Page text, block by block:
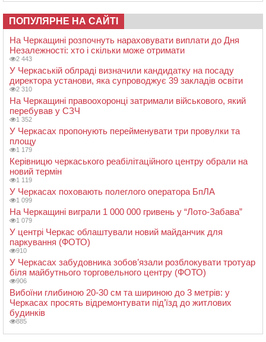
ПОПУЛЯРНЕ НА САЙТІ
На Черкащині розпочнуть нараховувати виплати до Дня
Незалежності: хто і скільки може отримати
2 443
У Черкаській облраді визначили кандидатку на посаду
директора установи, яка супроводжує 39 закладів освіти
2 310
На Черкащині правоохоронці затримали військового, який
перебував у СЗЧ
1 352
У Черкасах пропонують перейменувати три провулки та
площу
1 179
Керівницю черкаського реабілітаційного центру обрали на
новий термін
1 119
У Черкасах поховають полеглого оператора БпЛА
1 099
На Черкащині виграли 1 000 000 гривень у “Лото-Забава”
1 079
У центрі Черкас облаштували новий майданчик для
паркування (ФОТО)
910
У Черкасах забудовника зобов’язали розблокувати тротуар
біля майбутнього торговельного центру (ФОТО)
906
Вибоїни глибиною 20-30 см та шириною до 3 метрів: у
Черкасах просять відремонтувати під’їзд до житлових
будинків
885